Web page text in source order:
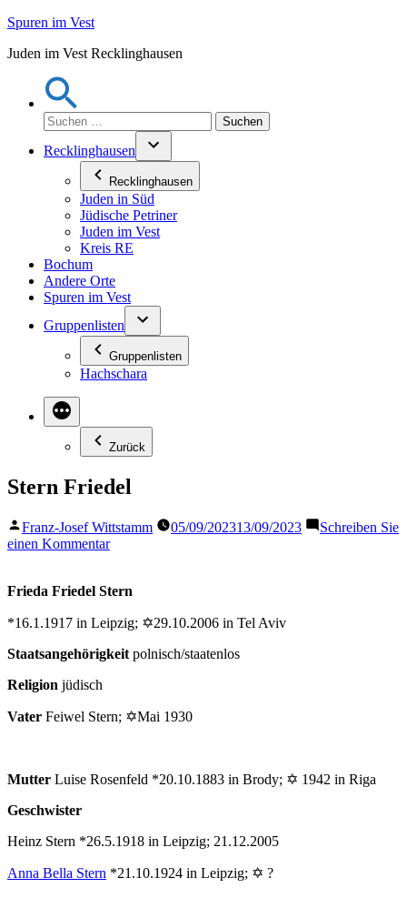
Zum
springen
Spuren im Vest
Juden im Vest Recklinghausen
Suchen
nach:
Recklinghausen
Recklinghausen
Juden in Süd
Jüdische Petriner
Juden im Vest
Kreis RE
Bochum
Andere Orte
Spuren im Vest
Gruppenlisten
Gruppenlisten
Hachschara
Zurück
Stern Friedel
Veröffentlicht
von
Franz-Josef Wittstamm 05/09/202313/09/2023
Schreiben Sie
einen Kommentarzu
Frieda Friedel Stern
*16.1.1917 in Leipzig; ✡29.10.2006 in Tel Aviv
Staatsangehörigkeit polnisch/staatenlos
Religion jüdisch
Vater Feiwel Stern; ✡Mai 1930
Mutter Luise Rosenfeld *20.10.1883 in Brody; ✡ 1942 in Riga
Geschwister
Heinz Stern *26.5.1918 in Leipzig; 21.12.2005
Anna Bella Stern *21.10.1924 in Leipzig; ✡ ?